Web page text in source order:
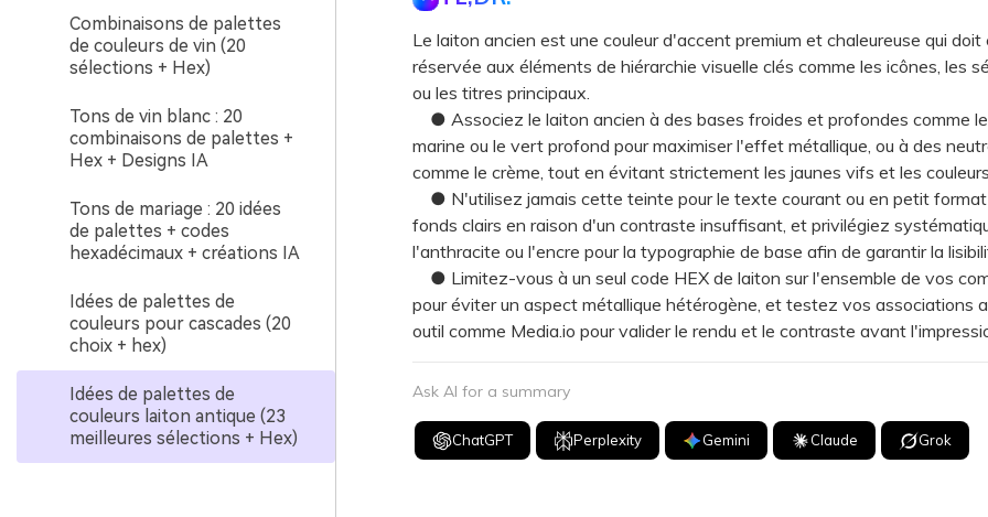
Combinaisons de palettes
de couleurs de vin (20
sélections + Hex)
Tons de vin blanc : 20
combinaisons de palettes +
Hex + Designs IA
Tons de mariage : 20 idées
de palettes + codes
hexadécimaux + créations IA
Idées de palettes de
couleurs pour cascades (20
choix + hex)
Idées de palettes de
couleurs laiton antique (23
meilleures sélections + Hex)
Le laiton ancien est une couleur d'accent premium et chaleureuse qui doit
réservée aux éléments de hiérarchie visuelle clés comme les icônes, les
ou les titres principaux.
● Associez le laiton ancien à des bases froides et profondes comme
marine ou le vert profond pour maximiser l'effet métallique, ou à des
comme le crème, tout en évitant strictement les jaunes vifs et les
● N'utilisez jamais cette teinte pour le texte courant ou en petit format
fonds clairs en raison d'un contraste insuffisant, et privilégiez
l'anthracite ou l'encre pour la typographie de base afin de garantir la
● Limitez-vous à un seul code HEX de laiton sur l'ensemble de vos
pour éviter un aspect métallique hétérogène, et testez vos associations
outil comme Media.io pour valider le rendu et le contraste avant
Ask AI for a summary
ChatGPT Perplexity Gemini Claude Grok